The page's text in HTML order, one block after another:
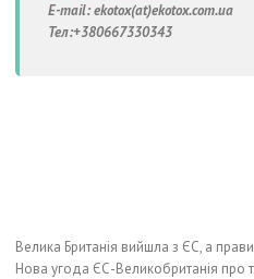
E-mail: ekotox(at)ekotox.com.ua
Тел:+380667330343
Велика Британія вийшла з ЄС, а
Нова угода ЄС-Великобританія про